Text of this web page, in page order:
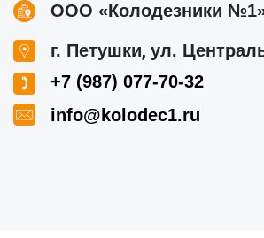
ООО «Колодезники
г. Петушки, ул.
+7 (987) 077-70-32
info@kolodec1.ru